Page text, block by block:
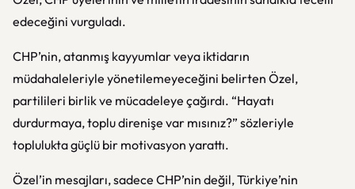
edeceğini vurguladı.
CHP’nin, atanmış kayyumlar veya iktidarın
müdahaleleriyle yönetilemeyeceğini belirten Özel,
partilileri birlik ve mücadeleye çağırdı. “Hayatı
durdurmaya, toplu direnişe var mısınız?” sözleriyle
toplulukta güçlü bir motivasyon yarattı.
Özel’in mesajları, sadece CHP’nin değil, Türkiye’nin